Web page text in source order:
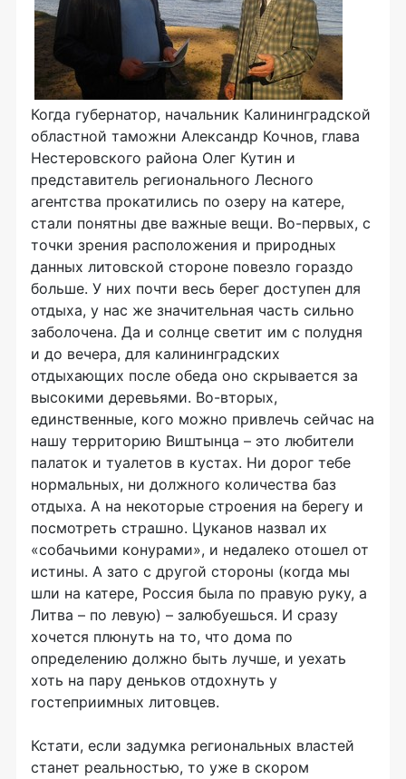
Когда губернатор, начальник Калининградской
областной таможни Александр Кочнов, глава
Нестеровского района Олег Кутин и
представитель регионального Лесного
агентства прокатились по озеру на катере,
стали понятны две важные вещи. Во-первых, с
точки зрения расположения и природных
данных литовской стороне повезло гораздо
больше. У них почти весь берег доступен для
отдыха, у нас же значительная часть сильно
заболочена. Да и солнце светит им с полудня
и до вечера, для калининградских
отдыхающих после обеда оно скрывается за
высокими деревьями. Во-вторых,
единственные, кого можно привлечь сейчас на
нашу территорию Виштынца – это любители
палаток и туалетов в кустах. Ни дорог тебе
нормальных, ни должного количества баз
отдыха. А на некоторые строения на берегу и
посмотреть страшно. Цуканов назвал их
«собачьими конурами», и недалеко отошел от
истины. А зато с другой стороны (когда мы
шли на катере, Россия была по правую руку, а
Литва – по левую) – залюбуешься. И сразу
хочется плюнуть на то, что дома по
определению должно быть лучше, и уехать
хоть на пару деньков отдохнуть у
гостеприимных литовцев.
Кстати, если задумка региональных властей
станет реальностью, то уже в скором